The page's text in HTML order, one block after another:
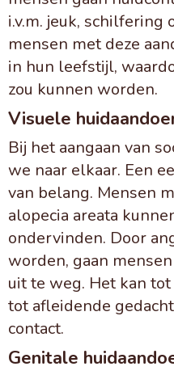
i.v.m. jeuk, schilfering
mensen met deze
in hun leefstijl,
zou kunnen worden.
Visuele
Bij het aangaan van
we naar elkaar. Een
van belang. Mensen
alopecia areata
ondervinden. Door
worden, gaan
uit te weg. Het kan
tot afleidende
contact.
Genitale